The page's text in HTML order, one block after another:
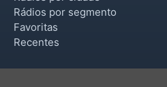
Rádios por segmento
Favoritas
Recentes